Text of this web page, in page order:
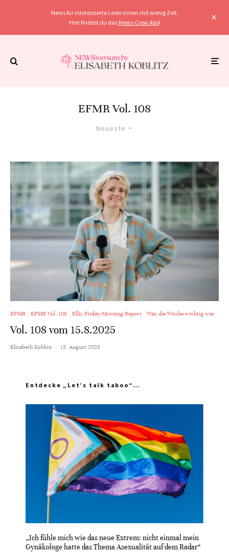
News für interessierte Leser:innen mit wenig Zeit.
Hier findest du das News-Crew Abo!
EFMR Vol. 108
Neueste
EFMR EFMR Vol. 108 Ellis Friday-Morning Report Was die Woche wichtig war
Vol. 108 vom 15.8.2025
Elisabeth Koblitz · 15. August 2025
Entdecke „Let’s talk taboo“…
„Ich fühle mich wie das neue Extrem: nicht einmal mein
Gynäkologe hatte das Thema Asexualität auf dem Radar“